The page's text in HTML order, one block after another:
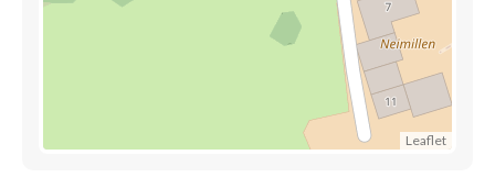
Leaflet